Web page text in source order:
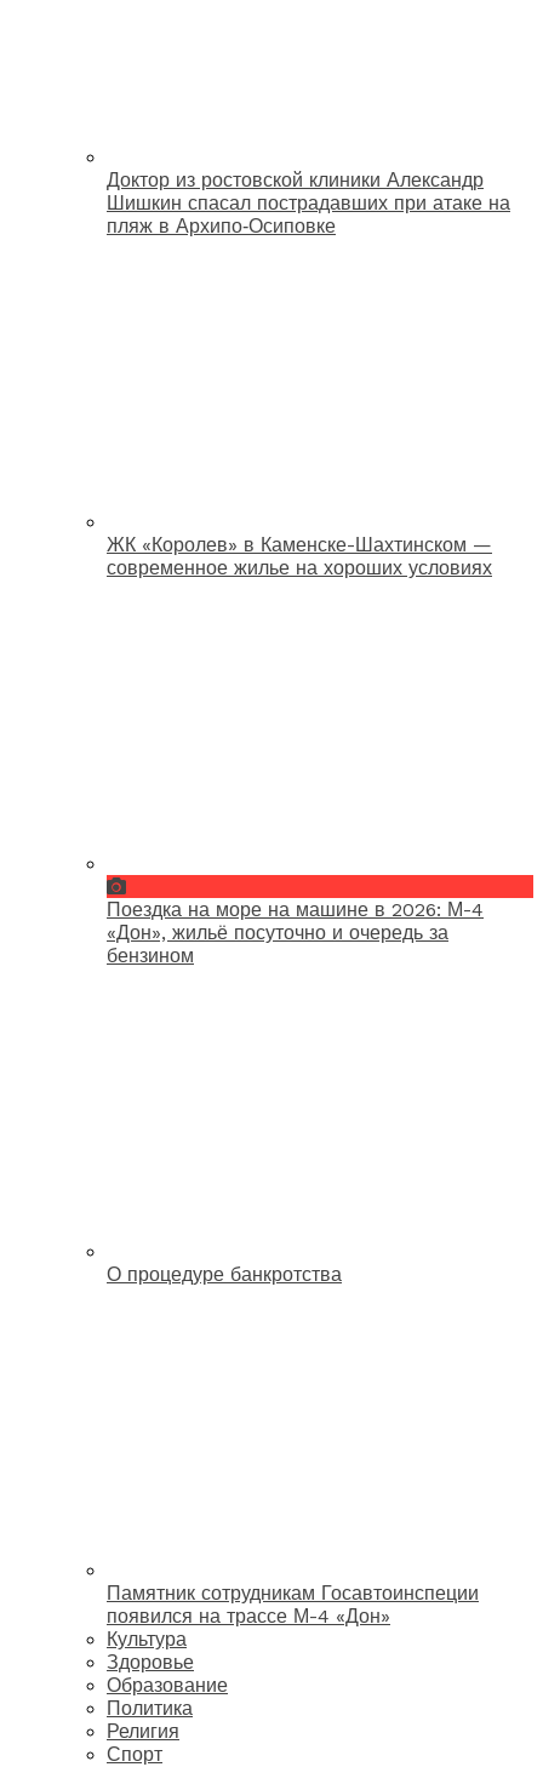
Доктор из ростовской клиники Александр
Шишкин спасал пострадавших при атаке на
пляж в Архипо‑Осиповке
ЖК «Королев» в Каменске-Шахтинском —
современное жилье на хороших условиях
Поездка на море на машине в 2026: М-4
«Дон», жильё посуточно и очередь за
бензином
О процедуре банкротства
Памятник сотрудникам Госавтоинспеции
появился на трассе М-4 «Дон»
Культура
Здоровье
Образование
Политика
Религия
Спорт